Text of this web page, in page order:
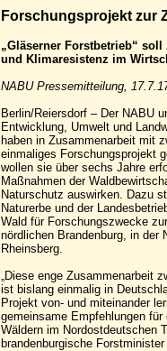
Forschungsprojekt zur
„Gläserner Forstbetrieb“
und Klimaresistenz im
NABU Pressemitteilung,
Berlin/Reiersdorf – Der NABU
Entwicklung, Umwelt und
haben in Zusammenarbeit mit
einmaliges Forschungsprojekt
wollen sie über sechs Jahre
Maßnahmen der
Naturschutz auswirken. Dazu
Naturerbe und der
Wald für Forschungszwecke
nördlichen Brandenburg, in der
Rheinsberg.
„Diese enge Zusammenarbeit
ist bislang einmalig in
Projekt von- und miteinander
gemeinsame Empfehlungen
Wäldern im Nordostdeutschen
brandenburgische